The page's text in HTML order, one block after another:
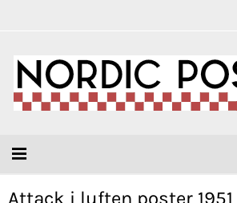
Attack i luften poster 1951